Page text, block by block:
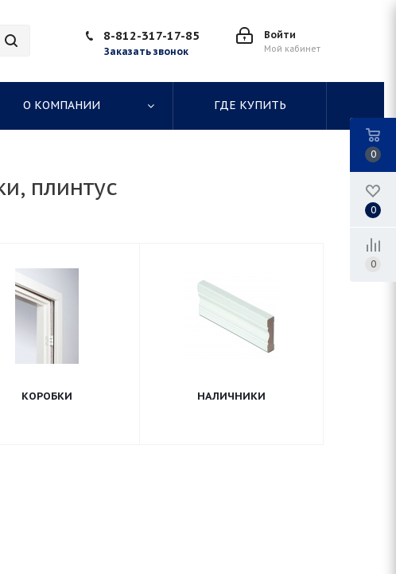
Войти
Мой кабинет
8-812-317-17-85
Заказать звонок
О КОМПАНИИ ГДЕ КУПИТЬ
плинтус
КОРОБКИ НАЛИЧНИКИ
0
0
0